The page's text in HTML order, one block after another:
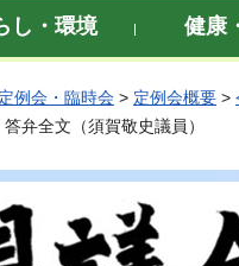
し・環境 健康
定例会・臨時会 > 定例会概要 >
弁全文（須賀敬史議員）